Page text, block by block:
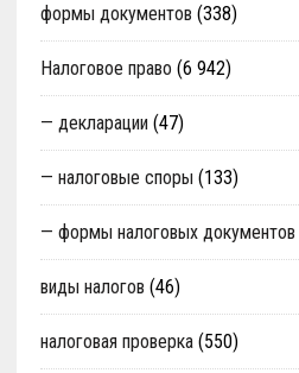
формы документов (338)
Налоговое право (6 942)
— декларации (47)
— налоговые споры (133)
— формы налоговых документов
виды налогов (46)
налоговая проверка(550)